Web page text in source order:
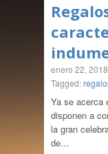
enero 22, 2018
Tagged:
Ya se acerca
disponen a
la gran
de…